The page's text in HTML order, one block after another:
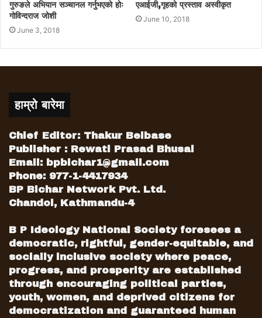
गुरुङले अभियान सञ्चानल गर्नुभएको होः
गोविन्दराज जोशी
June 3, 2018
एआईजी,गृहको प्रस्ताव अस्वीकृत
June 10, 2018
हाम्रो बारेमा
Chief Editor: Thakur Belbase
Publisher : Rewati Prasad Bhusal
Email: bpbichar1@gmail.com
Phone: 977-1-4417934
BP Bichar Network Pvt. Ltd.
Chandol, Kathmandu-4
B P Ideology National Society foresees a
democratic, rightful, gender-equitable, and
socially inclusive society where peace,
progress, and prosperity are established
through encouraging political parties,
youth, women, and deprived citizens for
democratization and guaranteed human